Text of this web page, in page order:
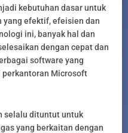
kebutuhan dasar untuk
yang efektif, efeisien dan
ini, banyak hal dan
dengan cepat dan
software yang
Microsoft
selalu dituntut untuk
yang berkaitan dengan